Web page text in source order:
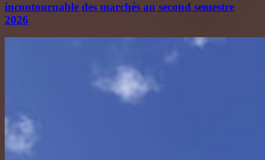
incontournable des marchés au second semestre
2026